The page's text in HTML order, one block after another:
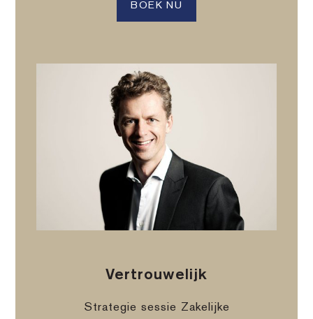
BOEK NU
Vertrouwelijk
Strategie sessie Zakelijke